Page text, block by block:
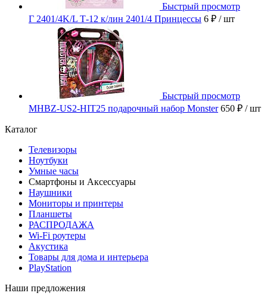
Быстрый просмотр
Г 2401/4K/L Т-12 к/лин 2401/4 Принцессы 6 ₽ / шт
Быстрый просмотр
MHBZ-US2-HIT25 подарочный набор Monster 650 ₽ / шт
Каталог
Телевизоры
Ноутбуки
Умные часы
Смартфоны и Аксессуары
Наушники
Мониторы и принтеры
Планшеты
РАСПРОДАЖА
Wi-Fi роутеры
Акустика
Товары для дома и интерьера
PlayStation
Наши предложения